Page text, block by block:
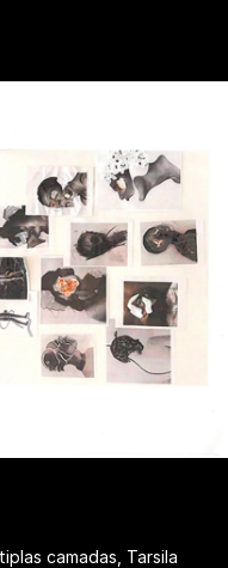
camadas, Tarsila